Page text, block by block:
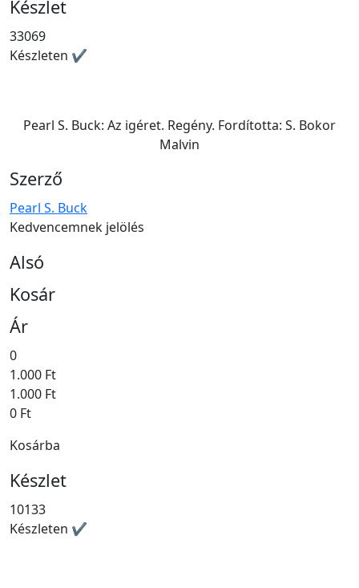
Készlet
33069
Készleten ✔
Pearl S. Buck: Az igéret. Regény. Fordította: S. Bokor
Malvin
Szerző
Pearl S. Buck
Kedvencemnek jelölés
Alsó
Kosár
Ár
0
1.000 Ft
1.000 Ft
0 Ft
Kosárba
Készlet
10133
Készleten ✔